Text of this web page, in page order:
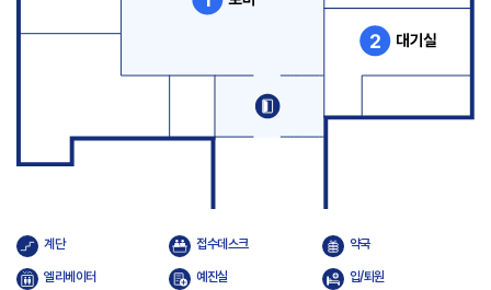
계단 접수데스크 약국
엘리베이터 예진실 입/퇴원